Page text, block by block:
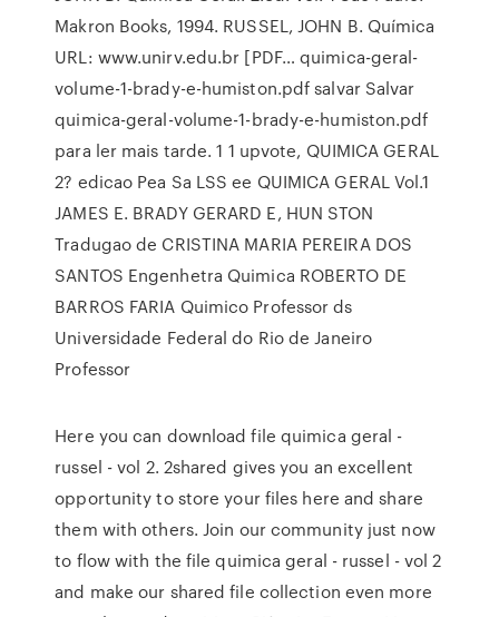
Makron Books, 1994. RUSSEL, JOHN B. Química
URL: www.unirv.edu.br [PDF… quimica-geral-
volume-1-brady-e-humiston.pdf salvar Salvar
quimica-geral-volume-1-brady-e-humiston.pdf
para ler mais tarde. 1 1 upvote, QUIMICA GERAL
2? edicao Pea Sa LSS ee QUIMICA GERAL Vol.1
JAMES E. BRADY GERARD E, HUN STON
Tradugao de CRISTINA MARIA PEREIRA DOS
SANTOS Engenhetra Quimica ROBERTO DE
BARROS FARIA Quimico Professor ds
Universidade Federal do Rio de Janeiro
Professor
Here you can download file quimica geral -
russel - vol 2. 2shared gives you an excellent
opportunity to store your files here and share
them with others. Join our community just now
to flow with the file quimica geral - russel - vol 2
and make our shared file collection even more